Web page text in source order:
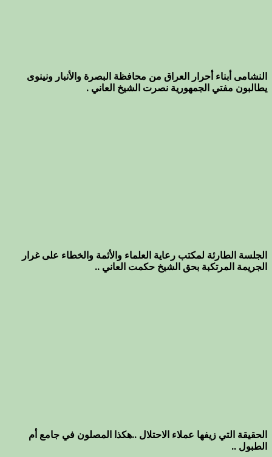
النشامى أبناء أحرار العراق من محافظة البصرة والأنبار ونينوى
يطالبون مفتي الجمهورية نصرت الشيخ العاني .
الجلسة الطارئة لمكتب رعاية العلماء والأئمة والخطاء على غرار
الجريمة المرتكبة بحق الشيخ حكمت العاني ..
الحقيقة التي زيفها عملاء الاحتلال ..هكذا المصلون في جامع أم
الطبول ..